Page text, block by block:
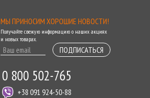
МЫ ПРИНОСИМ ХОРОШИЕ НОВОСТИ!
Получайте свежую информацию о наших акциях
и новых товарах.
ПОДПИСАТЬСЯ
0 800 502-765
+38 091 924-50-88